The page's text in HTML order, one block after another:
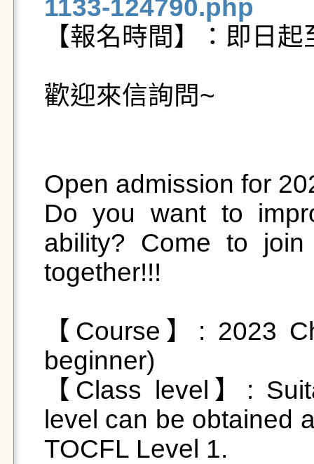
1133-124790.php
【報名時間】：即日
歡迎來信詢問~
Open admission for
Do you want to
ability? Come to
together!!!
【Course】: 2023
beginner)
【Class level】:
level can be obtained
TOCFL Level 1.